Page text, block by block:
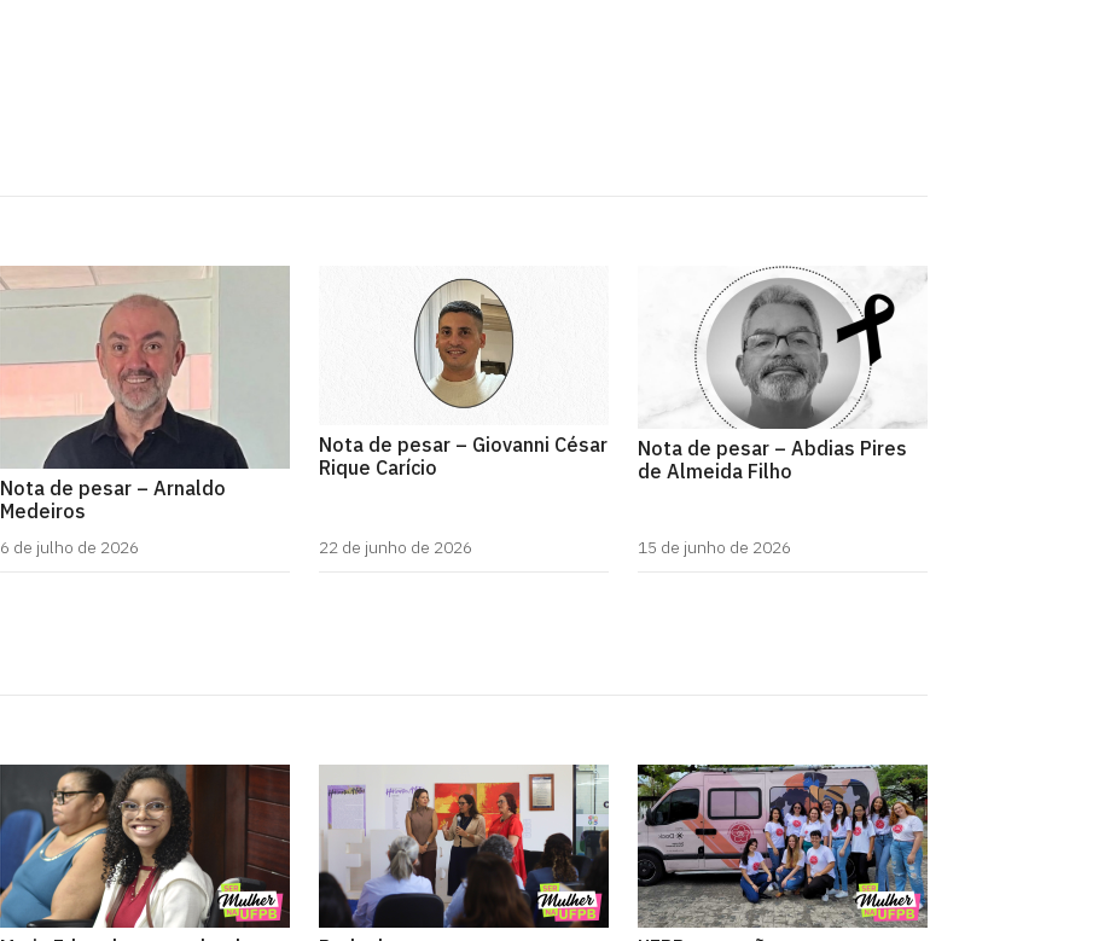
Nota de pesar – Arnaldo
Medeiros
6 de julho de 2026
Nota de pesar – Giovanni César
Rique Carício
22 de junho de 2026
Nota de pesar – Abdias Pires
de Almeida Filho
15 de junho de 2026